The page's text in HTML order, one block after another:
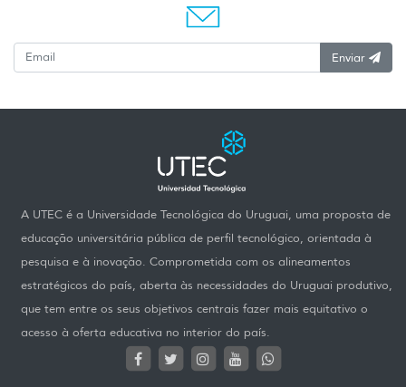
Enviar
A UTEC é a Universidade Tecnológica do Uruguai, uma proposta de
educação universitária pública de perfil tecnológico, orientada à
pesquisa e à inovação. Comprometida com os alineamentos
estratégicos do país, aberta às necessidades do Uruguai produtivo,
que tem entre os seus objetivos centrais fazer mais equitativo o
acesso à oferta educativa no interior do país.